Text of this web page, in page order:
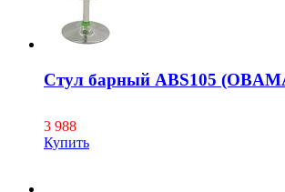
Стул барный ABS105
3 988
Купить